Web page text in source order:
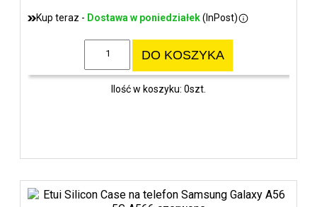
Kup teraz - Dostawa w poniedziałek(InPost)
DO KOSZYKA
Ilość w koszyku: 0szt.